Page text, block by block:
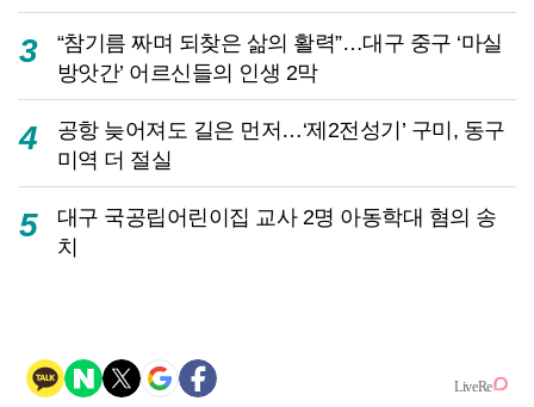
3
“참기름 짜며 되찾은 삶의 활력”…대구 중구 ‘마실
방앗간’ 어르신들의 인생 2막
4
공항 늦어져도 길은 먼저…‘제2전성기’ 구미, 동구
미역 더 절실
5
대구 국공립어린이집 교사 2명 아동학대 혐의 송
치